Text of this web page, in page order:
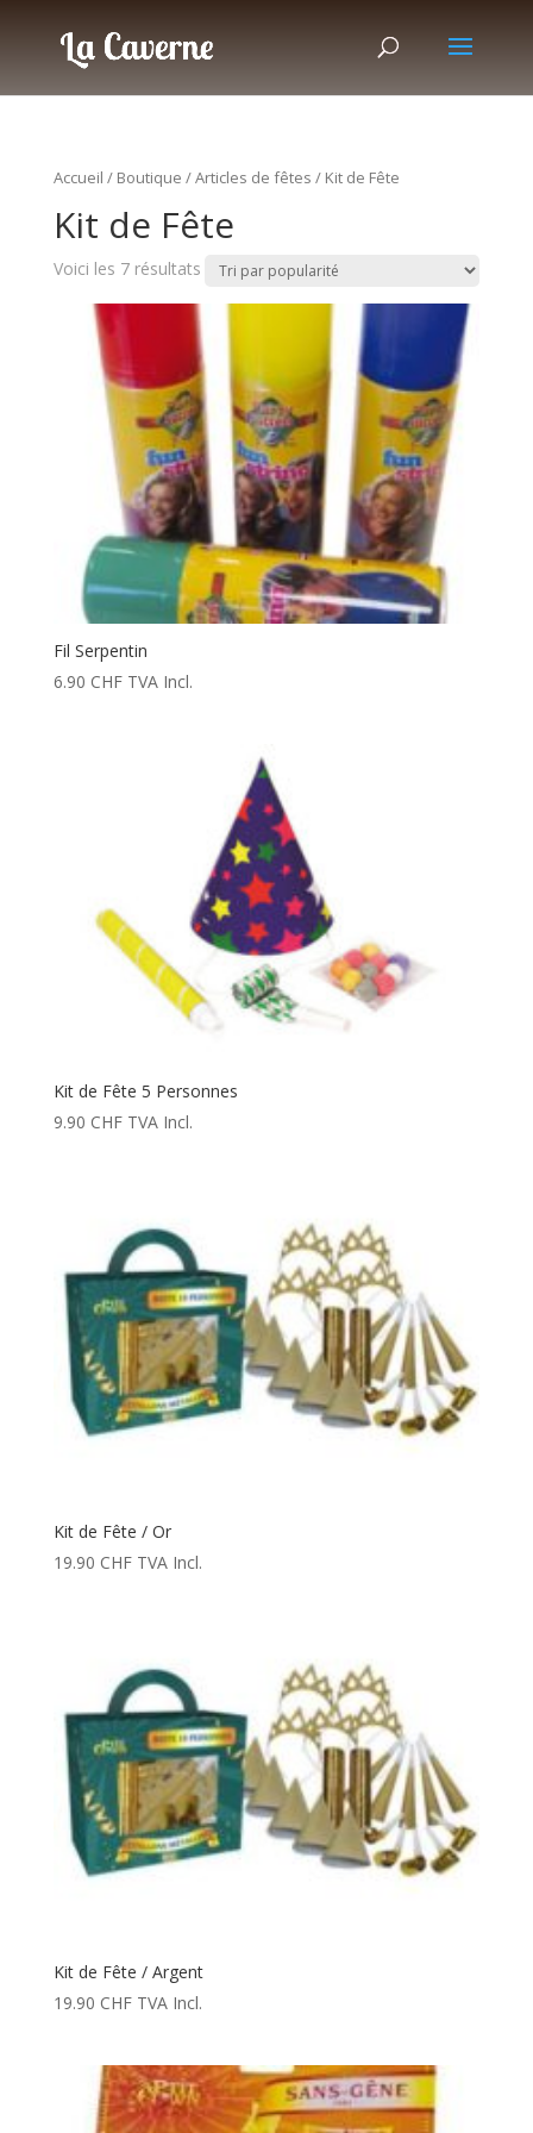
Accueil / Boutique /Articles de fêtes / Kit de Fête
Kit de Fête
Voici les 7 résultats
Fil Serpentin
6.90 CHF TVA Incl.
Kit de Fête 5 Personnes
9.90 CHF TVA Incl.
Kit de Fête / Or
19.90 CHF TVA Incl.
Kit de Fête / Argent
19.90 CHF TVA Incl.